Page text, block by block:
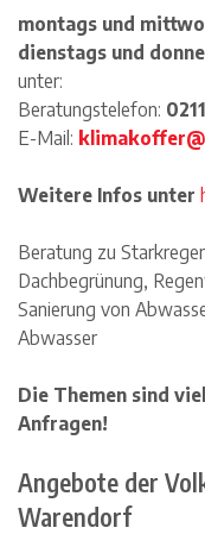
montags und
dienstags und
unter:
Beratungstelefon:
E-Mail:
Weitere Infos unter
Beratung zu
Dachbegrünung,
Sanierung von
Abwasser
Die Themen sind
Anfragen!
Angebote der
Warendorf